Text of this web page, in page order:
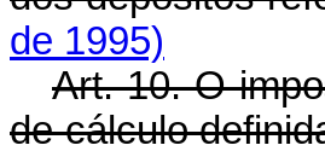
de 1995)
Art. 10. O
de cálculo